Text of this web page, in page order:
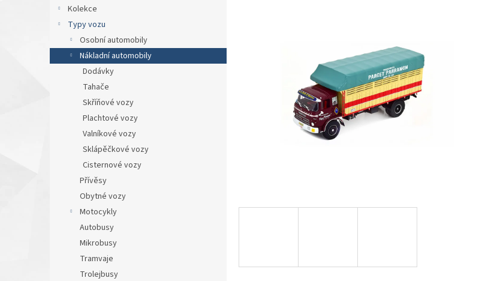
a
n
Kolekce
Typy vozu
Osobní automobily
Nákladní automobily
Dodávky
Tahače
Skříňové vozy
Plachtové vozy
Valníkové vozy
Sklápěčkové vozy
Cisternové vozy
Přívěsy
Obytné vozy
Motocykly
Autobusy
Mikrobusy
Tramvaje
Trolejbusy